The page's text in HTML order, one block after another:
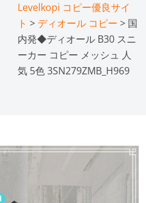
Levelkopi コピー優良サイ
ト > ディオール コピー > 国
内発◆ディオール B30 スニ
ーカー コピー メッシュ 人
気 5色 3SN279ZMB_H969